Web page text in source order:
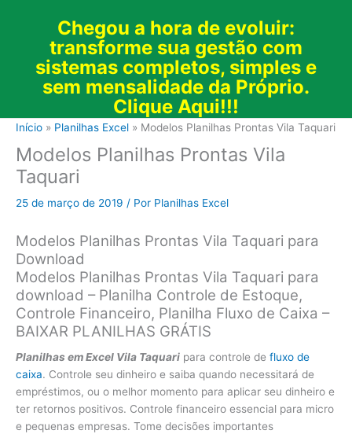
Chegou a hora de evoluir:
transforme sua gestão com
sistemas completos, simples e
sem mensalidade da Próprio.
Clique Aqui!!!
Início Planilhas Excel Modelos Planilhas Prontas Vila Taquari
Modelos Planilhas Prontas Vila
Taquari
25 de março de 2019 / Por Planilhas Excel
Modelos Planilhas Prontas Vila Taquari para
Download
Modelos Planilhas Prontas Vila Taquari para
download – Planilha Controle de Estoque,
Controle Financeiro, Planilha Fluxo de Caixa –
BAIXAR PLANILHAS GRÁTIS
Planilhas em Excel Vila Taquari para controle de fluxo de
caixa. Controle seu dinheiro e saiba quando necessitará de
empréstimos, ou o melhor momento para aplicar seu dinheiro e
ter retornos positivos. Controle financeiro essencial para micro
e pequenas empresas. Tome decisões importantes